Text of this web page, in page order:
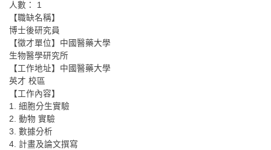
人數： 1
【職缺名稱】
博士後研究員
【徵才單位】中國醫藥大學
生物醫學研究所
【工作地址】中國醫藥大學
英才 校區
【工作內容】
1. 細胞分生實驗
2. 動物 實驗
3. 數據分析
4. 計畫及論文撰寫